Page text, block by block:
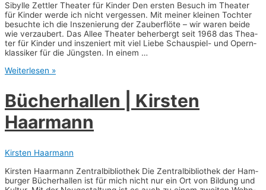
Sibyl­le Zett­ler Thea­ter für Kin­der Den ers­ten Besuch im Thea­ter
für Kin­der wer­de ich nicht ver­ges­sen. Mit mei­ner klei­nen Toch­ter
besuch­te ich die Insze­nie­rung der Zau­ber­flö­te – wir waren bei­de
wie ver­zau­bert. Das Allee Thea­ter beher­bergt seit 1968 das Thea­
ter für Kin­der und insze­niert mit viel Lie­be Schau­­spiel- und Opern­
klas­si­ker für die Jüngs­ten. In einem …
Thea­
Kin­
der
|
Sibyl­
ler
Weiterlesen »
Bücher­hal­len | Kirs­ten
Haarmann
Kirsten Haarmann
Kirs­ten Haar­mann Zen­tral­bi­blio­thek Die Zen­tral­bi­blio­thek der Ham­
bur­ger Bücher­hal­len ist für mich nicht nur ein Ort von Bil­dung und